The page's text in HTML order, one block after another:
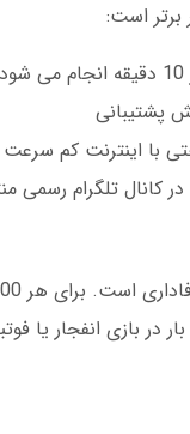
پشتیبانی
با اینترنت کم سرعت
می شود. البته این پول مستقیماً قابل